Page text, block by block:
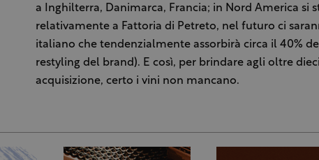
a Inghilterra, Danimarca, Francia; in Nord America si
relativamente a Fattoria di Petreto, nel futuro ci
italiano che tendenzialmente assorbirà circa il 40%
restyling del brand). E così, per brindare agli oltre
acquisizione, certo i vini non mancano.